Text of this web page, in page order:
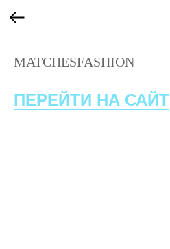
MATCHESFASHION
ПЕРЕЙТИ НА САЙТ